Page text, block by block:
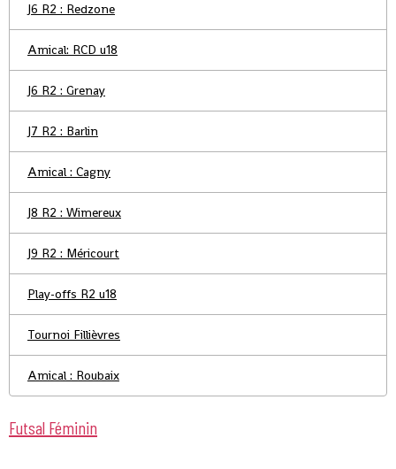
J6 R2 : Redzone
Amical: RCD u18
J6 R2 : Grenay
J7 R2 : Barlin
Amical : Cagny
J8 R2 : Wimereux
J9 R2 : Méricourt
Play-offs R2 u18
Tournoi Fillièvres
Amical : Roubaix
Futsal Féminin